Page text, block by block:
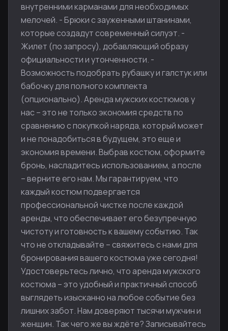
внутренними карманами для необходимых
мелочей. - Брюки с зауженными штанинами,
которые создадут современный силуэт. -
Жилет (по запросу), добавляющий образу
официальности и утонченности. -
Возможность подобрать рубашку и галстук или
бабочку для полного комплекта
(опционально). Аренда мужских костюмов у
нас – это не только экономия средств по
сравнению с покупкой наряда, который может
и не понадобиться в будущем, это еще и
экономия времени. Выбрав костюм, оформите
бронь, насладитесь использованием, а после
– верните его нам. Мы гарантируем, что
каждый костюм подвергается
профессиональной чистке после каждой
аренды, что обеспечивает его безупречную
чистоту и готовность к вашему событию. Так
что не откладывайте – свяжитесь с нами для
бронирования вашего костюма уже сегодня!
Удостоверьтесь лично, что аренда мужского
костюма – это удобный и практичный способ
выглядеть изысканно на любое событие без
лишних забот. Нам доверяют тысячи мужчин и
женщин. Так чего же вы ждёте? Записывайтесь